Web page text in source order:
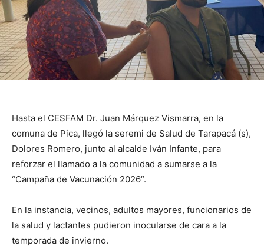
Hasta el CESFAM Dr. Juan Márquez Vismarra, en la
comuna de Pica, llegó la seremi de Salud de Tarapacá (s),
Dolores Romero, junto al alcalde Iván Infante, para
reforzar el llamado a la comunidad a sumarse a la
“Campaña de Vacunación 2026”.
En la instancia, vecinos, adultos mayores, funcionarios de
la salud y lactantes pudieron inocularse de cara a la
temporada de invierno.